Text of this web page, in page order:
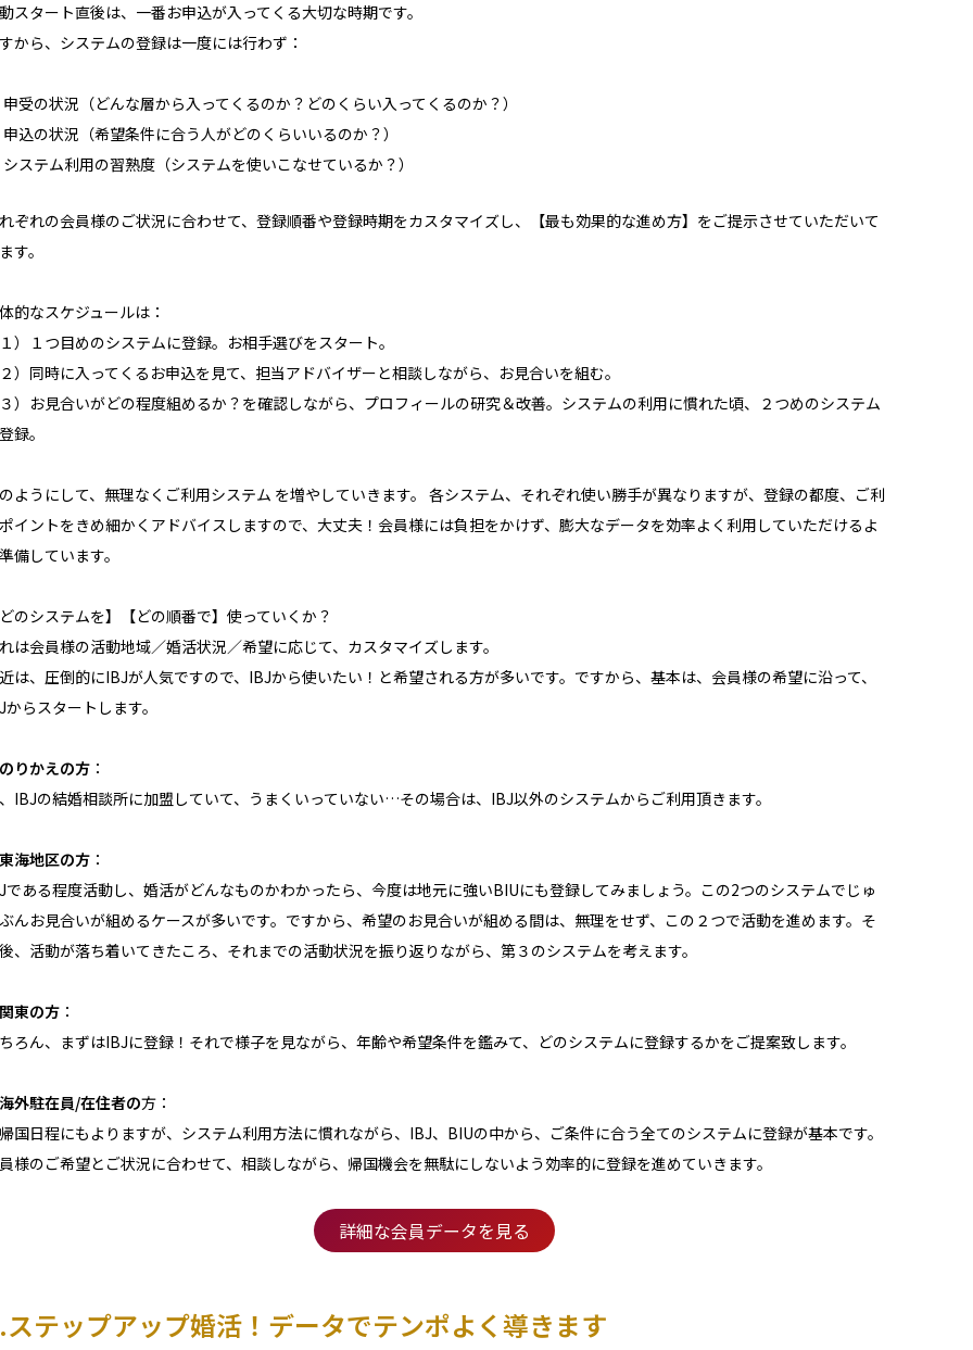
スタート直後は、一番お申込が入ってくる大切な時期です。
から、システムの登録は一度には行わず：
申受の状況（どんな層から入ってくるのか？どのくらい入ってくるのか？）
申込の状況（希望条件に合う人がどのくらいいるのか？）
システム利用の習熟度（システムを使いこなせているか？）
ぞれの会員様のご状況に合わせて、登録順番や登録時期をカスタマイズし、【最も効果的な進め方】をご提示させていただいて
す。
的なスケジュールは：
）１つ目めのシステムに登録。お相手選びをスタート。
）同時に入ってくるお申込を見て、担当アドバイザーと相談しながら、お見合いを組む。
）お見合いがどの程度組めるか？を確認しながら、プロフィールの研究＆改善。システムの利用に慣れた頃、２つめのシステム
録。
ようにして、無理なくご利用システム を増やしていきます。 各システム、それぞれ使い勝手が異なりますが、登録の都度、ご利
イントをきめ細かくアドバイスしますので、大丈夫！会員様には負担をかけず、膨大なデータを効率よく利用していただけるよ
備しています。
のシステムを】【どの順番で】使っていくか？
は会員様の活動地域／婚活状況／希望に応じて、カスタマイズします。
は、圧倒的にIBJが人気ですので、IBJから使いたい！と希望される方が多いです。ですから、基本は、会員様の希望に沿って、
からスタートします。
のりかえの方 ：
IBJの結婚相談所に加盟していて、うまくいっていない…その場合は、IBJ以外のシステムからご利用頂きます。
東海地区の方 ：
である程度活動し、婚活がどんなものかわかったら、今度は地元に強いBIUにも登録してみましょう。この2つのシステムでじゅ
んお見合いが組めるケースが多いです。ですから、希望のお見合いが組める間は、無理をせず、この２つで活動を進めます。そ
、活動が落ち着いてきたころ、それまでの活動状況を振り返りながら、第３のシステムを考えます。
関東の方 ：
ろん、まずはIBJに登録！それで様子を見ながら、年齢や希望条件を鑑みて、どのシステムに登録するかをご提案致します。
海外駐在員/在住者の方：
国日程にもよりますが、システム利用方法に慣れながら、IBJ、BIUの中から、ご条件に合う全てのシステムに登録が基本です。
様のご希望とご状況に合わせて、相談しながら、帰国機会を無駄にしないよう効率的に登録を進めていきます。
詳細な会員データを見る
テップアップ婚活！データでテンポよく導きます